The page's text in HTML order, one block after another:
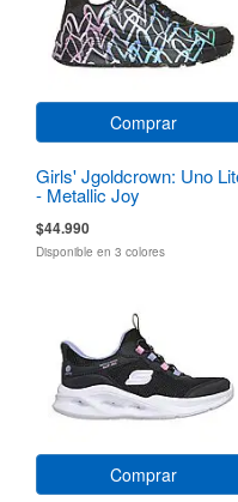
Comprar
Girls' Jgoldcrown: Uno
- Metallic Joy
$44.990
Disponible en 3 colores
Comprar